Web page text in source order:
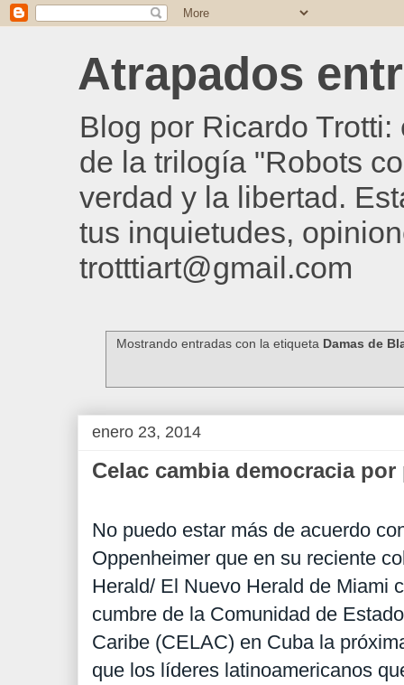
Atrapados
Blog por Ricardo
de la trilogía "Robots
verdad y la libertad.
tus inquietudes,
trotttiart@gmail.com
Mostrando entradas con la etiqueta Damas de
enero 23, 2014
Celac cambia democracia por
No puedo estar más de acuerdo
Oppenheimer que en su reciente
Herald/ El Nuevo Herald de Miami
cumbre de la Comunidad de
Caribe (CELAC) en Cuba la
que los líderes latinoamericanos